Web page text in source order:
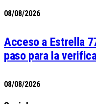
08/08/2026
Acceso a Estrella
paso para la
08/08/2026